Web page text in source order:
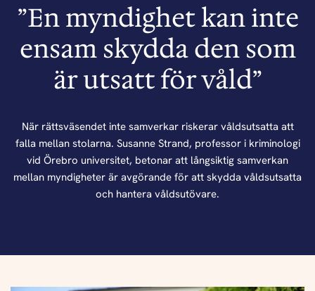
”En myndighet kan inte
ensam skydda den som
är utsatt för våld”
När rättsväsendet inte samverkar riskerar våldsutsatta att
falla mellan stolarna. Susanne Strand, professor i kriminologi
vid Örebro universitet, betonar att långsiktig samverkan
mellan myndigheter är avgörande för att skydda våldsutsatta
och hantera våldsutövare.